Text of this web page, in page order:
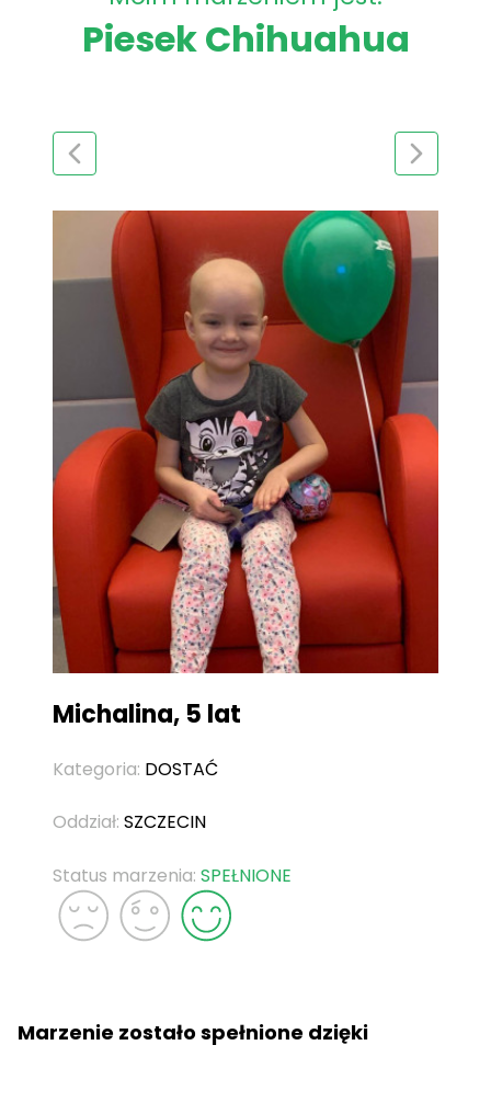
Piesek Chihuahua
Michalina, 5 lat
Kategoria: DOSTAĆ
Oddział: SZCZECIN
Status marzenia: SPEŁNIONE
Marzenie zostało spełnione dzięki